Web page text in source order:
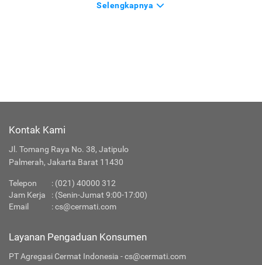
Selengkapnya
Kontak Kami
Jl. Tomang Raya No. 38, Jatipulo
Palmerah, Jakarta Barat 11430
Telepon : (021) 40000 312
Jam Kerja
: (Senin-Jumat 9:00-17:00)
Email
:cs@cermati.com
Layanan Pengaduan Konsumen
PT Agregasi Cermat Indonesia - cs@cermati.com